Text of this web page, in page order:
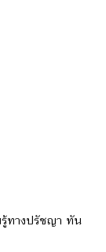
ทางปรัชญา ทัน